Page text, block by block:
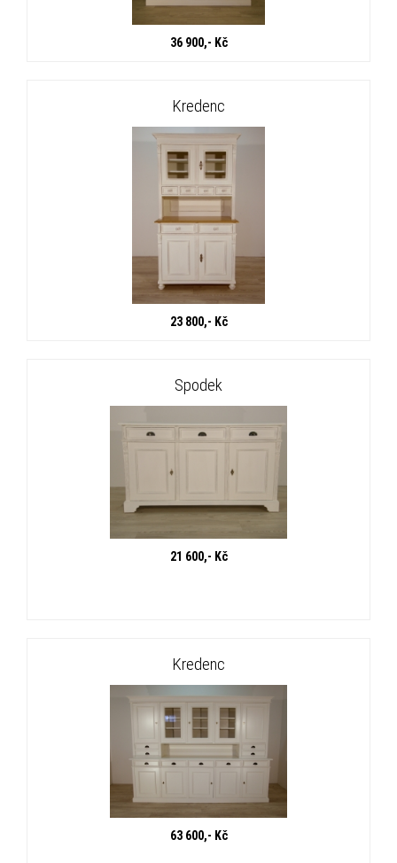
36 900,- Kč
Kredenc
23 800,- Kč
Spodek
21 600,- Kč
Kredenc
63 600,- Kč